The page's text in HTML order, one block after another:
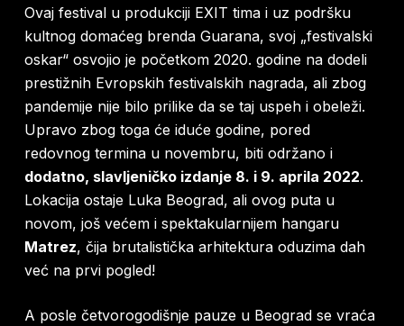
Ovaj festival u produkciji EXIT tima i uz podršku
kultnog domaćeg brenda Guarana, svoj „festivalski
oskar“ osvojio je početkom 2020. godine na dodeli
prestižnih Evropskih festivalskih nagrada, ali zbog
pandemije nije bilo prilike da se taj uspeh i obeleži.
Upravo zbog toga će iduće godine, pored
redovnog termina u novembru, biti održano i
dodatno, slavljeničko izdanje 8. i 9. aprila 2022.
Lokacija ostaje Luka Beograd, ali ovog puta u
novom, još većem i spektakularnijem hangaru
Matrez, čija brutalistička arhitektura oduzima dah
već na prvi pogled!
A posle četvorogodišnje pauze u Beograd se vraća